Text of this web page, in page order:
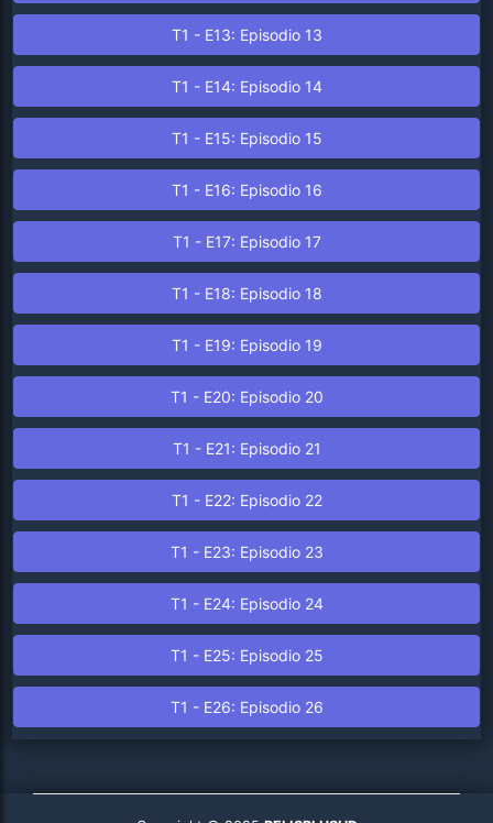
T1 - E13: Episodio 13
T1 - E14: Episodio 14
T1 - E15: Episodio 15
T1 - E16: Episodio 16
T1 - E17: Episodio 17
T1 - E18: Episodio 18
T1 - E19: Episodio 19
T1 - E20: Episodio 20
T1 - E21: Episodio 21
T1 - E22: Episodio 22
T1 - E23: Episodio 23
T1 - E24: Episodio 24
T1 - E25: Episodio 25
T1 - E26: Episodio 26